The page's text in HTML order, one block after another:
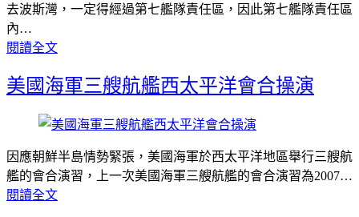
去波斯灣，一定得經過第七艦隊責任區，因此第七艦隊責任區
內…
閱讀全文
美國海軍三艘航艦西太平洋會合操演
因應朝鮮半島情勢緊張，美國海軍於西太平洋地區舉行三艘航
艦的會合演習，上一次美國海軍三艘航艦的會合演習為2007…
閱讀全文